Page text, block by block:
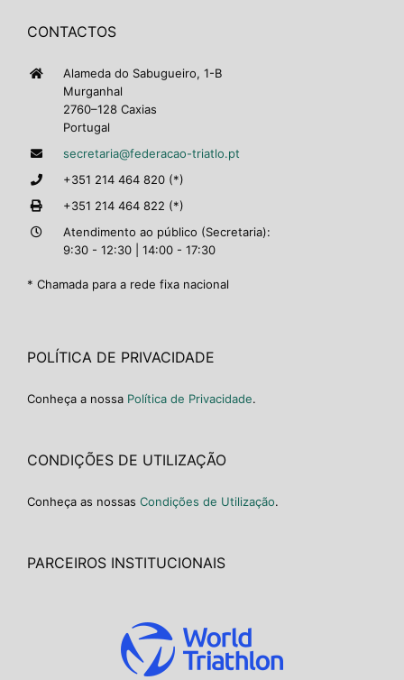
CONTACTOS
Alameda do Sabugueiro, 1-B
Murganhal
2760–128 Caxias
Portugal
secretaria@federacao-triatlo.pt
+351 214 464 820 (*)
+351 214 464 822 (*)
Atendimento ao público (Secretaria):
9:30 - 12:30 | 14:00 - 17:30
* Chamada para a rede fixa nacional
POLÍTICA DE PRIVACIDADE
Conheça a nossa Política de Privacidade.
CONDIÇÕES DE UTILIZAÇÃO
Conheça as nossas Condições de Utilização.
PARCEIROS INSTITUCIONAIS